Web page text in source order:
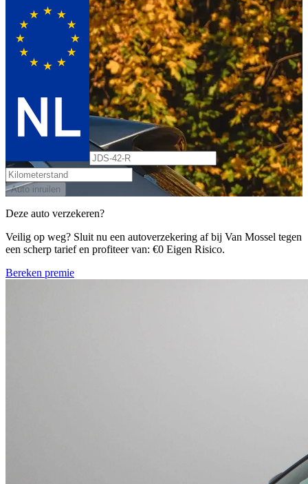
Auto inruilen
Deze auto verzekeren?
Veilig op weg? Sluit nu een autoverzekering af bij Van Mossel tegen
een scherp tarief en profiteer van: €0 Eigen Risico.
Bereken premie